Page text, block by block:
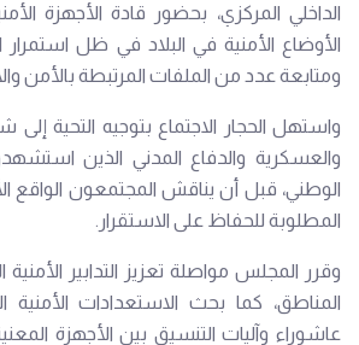
الداخلي المركزي، بحضور قادة الأجهزة
الأوضاع الأمنية في البلاد في ظل استمرار
ومتابعة عدد من الملفات المرتبطة بالأمن
واستهل الحجار الاجتماع بتوجيه التحية إلى
والعسكرية والدفاع المدني الذين
الوطني، قبل أن يناقش المجتمعون الواقع
المطلوبة للحفاظ على الاستقرار.
وقرر المجلس مواصلة تعزيز التدابير
المناطق، كما بحث الاستعدادات الأمنية
عاشوراء وآليات التنسيق بين الأجهزة